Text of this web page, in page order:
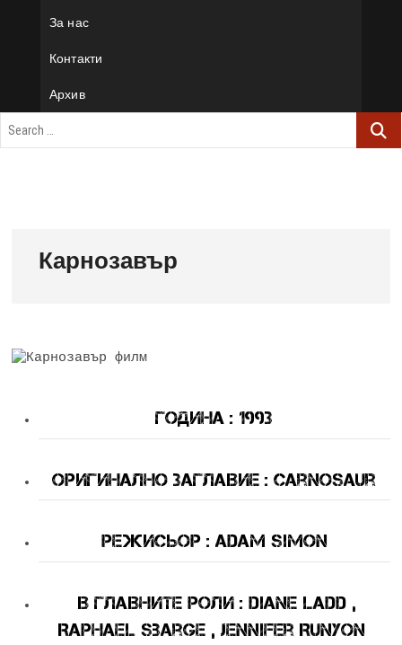
За нас
Контакти
Архив
Карнозавър
Година : 1993
Оригинално Заглавие : Carnosaur
Режисьор : Adam Simon
В Главните Роли : Diane Ladd ,
Raphael Sbarge , Jennifer Runyon